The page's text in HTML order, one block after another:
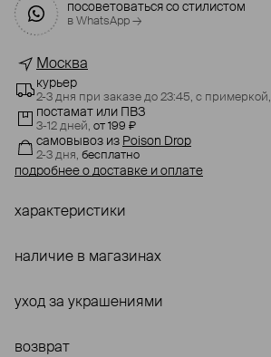
посоветоваться со стилистом
в WhatsApp →
Москва
курьер
2-3 дня при заказе до 23:45, с примеркой,
постамат или ПВЗ
3-12 дней, от 199 ₽
самовывоз из Poison Drop
2-3 дня, бесплатно
подробнее о доставке и оплате
характеристики
наличие в магазинах
уход за украшениями
возврат